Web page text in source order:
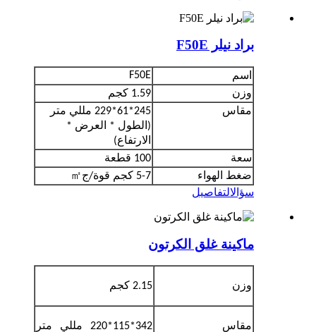
براد نيلر F50E
اسم
F50E
وزن
1.59 كجم
مقاس
245*61*229 مللي متر
(الطول * العرض *
الارتفاع)
سعة
100 قطعة
ضغط الهواء
5-7 كجم قوة/ج
㎡
سؤالالتفاصيل
ماكينة غلق الكرتون
وزن 2.15 كجم
مقاس 342*115*220 مللي متر